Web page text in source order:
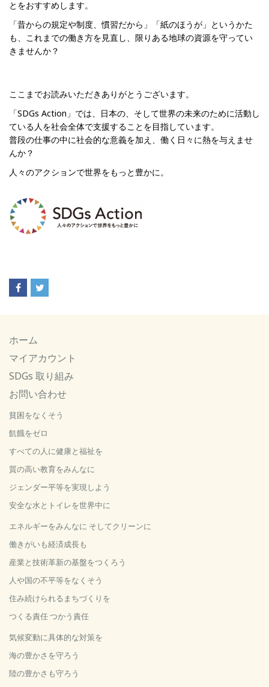
とをおすすめします。
「昔からの規定や制度、慣習だから」「紙のほうが」というかた
も、これまでの働き方を見直し、限りある地球の資源を守ってい
きませんか？
ここまでお読みいただきありがとうございます。
「SDGs Action」では、日本の、そして世界の未来のために活動し
ている人を社会全体で支援することを目指しています。
普段の仕事の中に社会的な意義を加え、働く日々に熱を与えませ
んか？
人々のアクションで世界をもっと豊かに。
ホーム
マイアカウント
SDGs 取り組み
お問い合わせ
貧困をなくそう
飢餓をゼロ
すべての人に健康と福祉を
質の高い教育をみんなに
ジェンダー平等を実現しよう
安全な水とトイレを世界中に
エネルギーをみんなに そしてクリーンに
働きがいも経済成長も
産業と技術革新の基盤をつくろう
人や国の不平等をなくそう
住み続けられるまちづくりを
つくる責任 つかう責任
気候変動に具体的な対策を
海の豊かさを守ろう
陸の豊かさも守ろう